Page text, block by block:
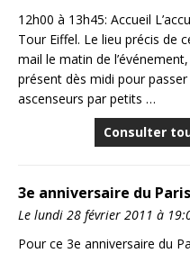
12h00 à 13h45: Accueil
Tour Eiffel. Le lieu précis de
mail le matin de
présent dès midi pour
ascenseurs par petits …
Consulter
3e anniversaire du Paris
Le lundi 28 février 2011 à
Pour ce 3e anniversaire du